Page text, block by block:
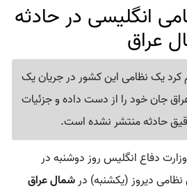
انگلیسی در حادثه
عراق
کرد یک نظامی این کشور در جریان یک
جان خود را از دست داده و جزئیات
حادثه منتشر نشده است.
وزارت دفاع انگلیس روز دوشنبه در
نظامی دیروز (یکشنبه) درشمال عراق